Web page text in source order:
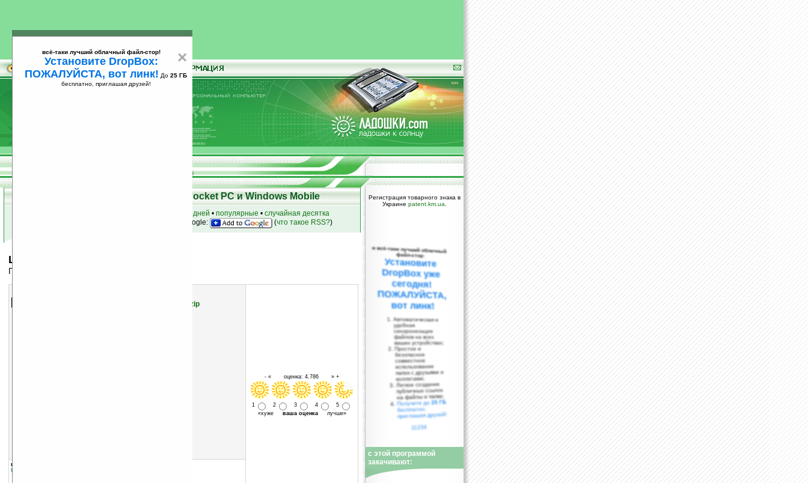
25
Скачать программы для КПК Pocket PC и Windows Mobile
за 7 дней • популярные • случайная десятка
на Google: (что такое RSS?)
LearnWords WM5 v3.4
Программа для изучения иностранных слов
LearnWords_WM5_v3.4.zip
- « оценка: 4.786 » +
1 2 3 4
5
«хуже ваша оценкалучше»
группы программы:
Наука
Регистрация товарного знака в
Украине patent.km.ua
×
всё-таки лучший облачный файл-стор!
Установите DropBox:
ПОЖАЛУЙСТА, вот линк! До 25 ГБ
бесплатно, приглашая друзей!
и всё-таки лучший облачный
файл-стор:
Установите
DropBox уже
сегодня!
ПОЖАЛУЙСТА,
вот линк!
Автоматическая и
удобная
синхронизация
файлов на всех
ваших устройствах;
Простое и
безопасное
совместное
использование
папок с друзьями и
коллегами;
Легкое создание
публичных ссылок
на файлы и папки;
Получите до25 ГБ
бесплатно,
приглашая друзей!
11234
с этой программой
закачивают: